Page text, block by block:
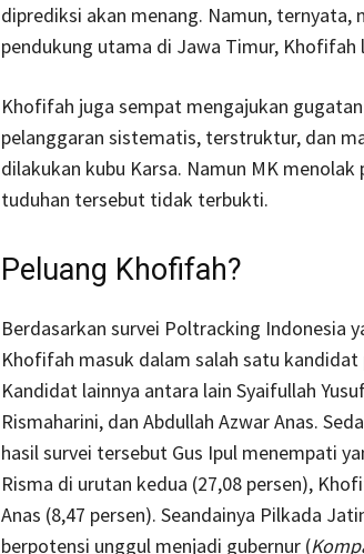
diprediksi akan menang. Namun,
pendukung utama di Jawa Timur, Khofifah
Khofifah juga sempat mengajukan
pelanggaran sistematis, terstruktur, dan
dilakukan kubu Karsa. Namun MK
tuduhan tersebut tidak terbukti.
Peluang Khofifah?
Berdasarkan survei Poltracking Indonesia
Khofifah masuk dalam salah satu
Kandidat lainnya antara lain Syaifullah
Rismaharini, dan Abdullah Azwar Anas.
hasil survei tersebut Gus Ipul menempati
Risma di urutan kedua (27,08 persen),
Anas (8,47 persen). Seandainya Pilkada
berpotensi unggul menjadi gubernur (